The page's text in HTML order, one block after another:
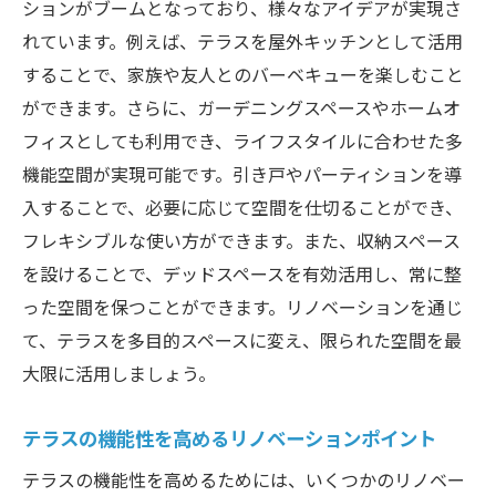
実現するテラス
小さなテラスを最大限に活用するリノベー
ション術
テラスで楽しむホームガーデンの作り方
読書やリラックスに最適なテラス空間の提
案
季節に合わせたテラスデザインのアイデア
テラスで趣味を楽しむためのリノベーショ
ンプラン
リノベーションでテラスを活用する方法とは
リノベーションのプロセスとテラス活用の
ションがブームとなっており、様々なアイデアが実現さ
れています。例えば、テラスを屋外キッチンとして活用
することで、家族や友人とのバーベキューを楽しむこと
ができます。さらに、ガーデニングスペースやホームオ
フィスとしても利用でき、ライフスタイルに合わせた多
機能空間が実現可能です。引き戸やパーティションを導
入することで、必要に応じて空間を仕切ることができ、
フレキシブルな使い方ができます。また、収納スペース
を設けることで、デッドスペースを有効活用し、常に整
った空間を保つことができます。リノベーションを通じ
て、テラスを多目的スペースに変え、限られた空間を最
大限に活用しましょう。
テラスの機能性を高めるリノベーションポイント
テラスの機能性を高めるためには、いくつかのリノベー